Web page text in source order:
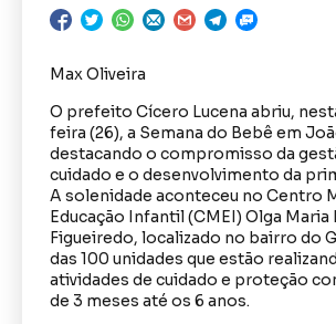
Max Oliveira
O prefeito Cícero Lucena abriu,
feira (26), a Semana do Bebê em
destacando o compromisso da
cuidado e o desenvolvimento da
A solenidade aconteceu no Centro
Educação Infantil (CMEI) Olga Maria
Figueiredo, localizado no bairro do
das 100 unidades que estão
atividades de cuidado e proteção
de 3 meses até os 6 anos.